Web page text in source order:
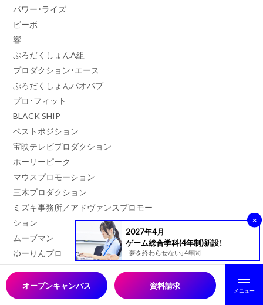
パワー・ライズ
ビーボ
響
ぷろだくしょんA組
プロダクション・エース
ぷろだくしょんバオバブ
プロ・フィット
BLACK SHIP
ベストポジション
宝映テレビプロダクション
ホーリーピーク
マウスプロモーション
三木プロダクション
ミズキ事務所／アドヴァンスプロモー
ション
ムーブマン
ゆーりんプロ
Rush Style
リマックス
2027年4月
ゲーム総合学科(4年制)新設！
「夢を終わらせない」4年間
×
メニュー
オープンキャンパス 資料請求